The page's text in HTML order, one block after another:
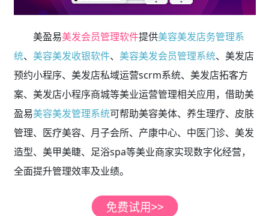
美盈易美发会员管理软件提供美容美发店务管理系
统、 美容美发收银软件、 美容美发会员管理系统、美发店
预约小程序、美发店私域运营scrm系统、美发店拓客方
案、美发店小程序商城等美业运营管理相关应用，借助美
盈易美容美发管理系统可帮助美容美体、养生理疗、皮肤
管理、医疗美容、月子会所、产康中心、中医门诊、美发
造型、美甲美睫、足浴spa等美业商家实现数字化经营，
全面提升管理效率及业绩。